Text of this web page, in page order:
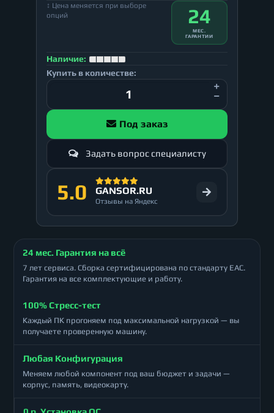
↕ Цена меняется при выборе
опций
24
МЕС.
ГАРАНТИИ
Наличие:
Купить в количестве:
Под заказ
Задать вопрос специалисту
5.0 GANSOR.RU
Отзывы на Яндекс
24 мес. Гарантия на всё
7 лет сервиса. Сборка сертифицирована по стандарту ЕАС.
Гарантия на все комплектующие и работу.
100% Стресс-тест
Каждый ПК прогоняем под максимальной нагрузкой — вы
получаете проверенную машину.
Любая Конфигурация
Меняем любой компонент под ваш бюджет и задачи —
корпус, память, видеокарту.